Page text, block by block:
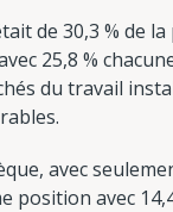
de 30,3 % de
25,8 %
du travail
avec
avec